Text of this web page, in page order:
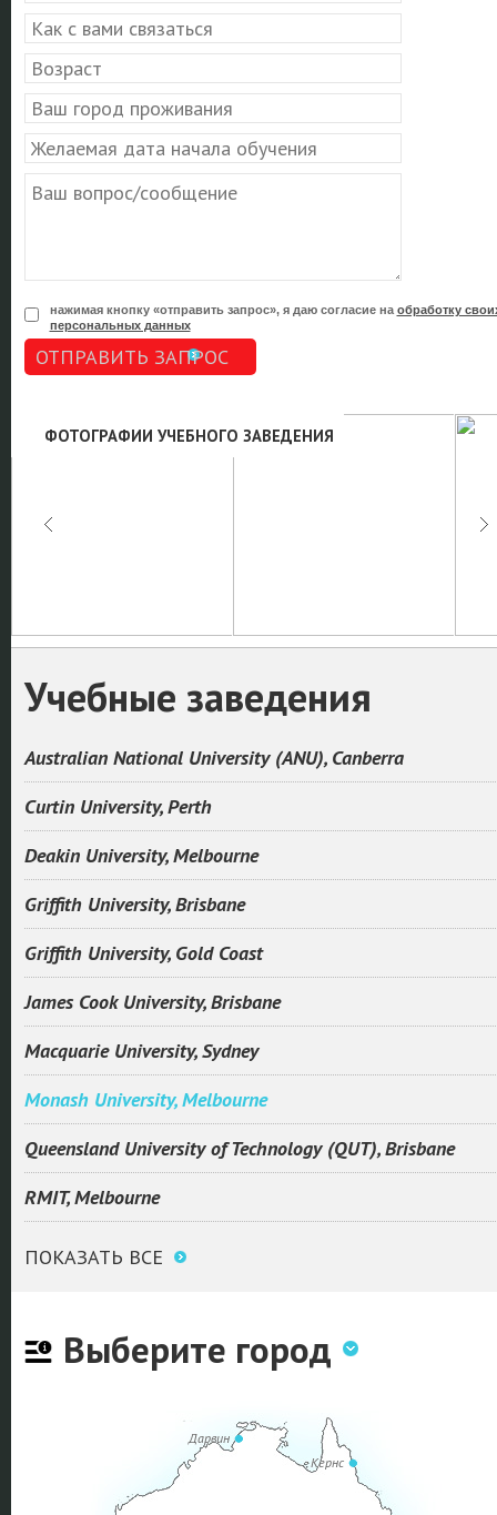
нажимая кнопку «отправить запрос», я даю согласие на обработку
персональных данных
ОТПРАВИТЬ ЗАПРОС
ФОТОГРАФИИ УЧЕБНОГО ЗАВЕДЕНИЯ
Учебные заведения
Australian National University (ANU), Canberra
Curtin University, Perth
Deakin University, Melbourne
Griffith University, Brisbane
Griffith University, Gold Coast
James Cook University, Brisbane
Macquarie University, Sydney
Monash University, Melbourne
Queensland University of Technology (QUT), Brisbane
RMIT, Melbourne
ПОКАЗАТЬ ВСЕ
Выберите город
Кернс
Дарвин